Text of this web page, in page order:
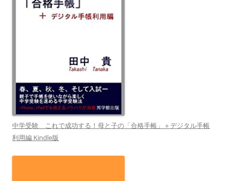
中学受験 これで成功する！母と子の「合格手帳」＋デジタル手帳
利用編 Kindle版